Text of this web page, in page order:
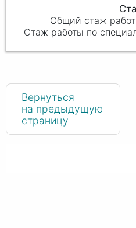
Вернуться
на предыдущую
страницу